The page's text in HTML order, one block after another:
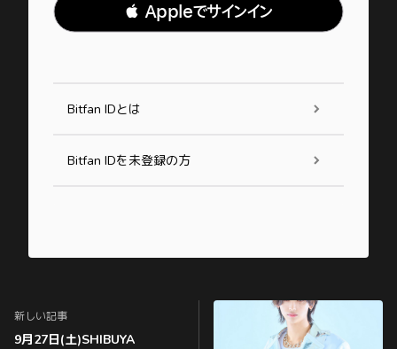
 Appleでサインイン
Bitfan IDとは
Bitfan IDを未登録の方
新しい記事
9月27日(土)SHIBUYA